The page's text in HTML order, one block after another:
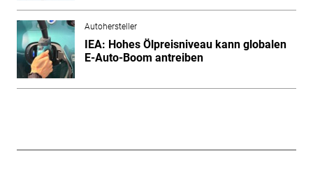
Autohersteller
IEA: Hohes Ölpreisniveau kann globalen
E-Auto-Boom antreiben